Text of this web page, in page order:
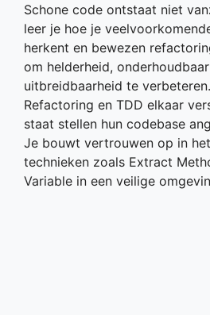
Schone code ontstaat niet
leer je hoe je
herkent en bewezen
om helderheid,
uitbreidbaarheid te
Refactoring en TDD elkaar
staat stellen hun codebase
Je bouwt vertrouwen op in
technieken zoals Extract
Variable in een veilige